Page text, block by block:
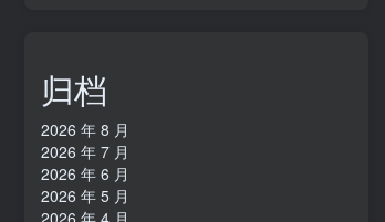
归档
2026 年 8 月
2026 年 7 月
2026 年 6 月
2026 年 5 月
2026 年 4 月